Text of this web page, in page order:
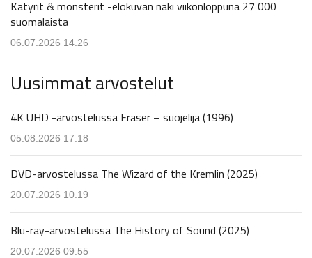
Kätyrit & monsterit -elokuvan näki viikonloppuna 27 000
suomalaista
06.07.2026 14.26
Uusimmat arvostelut
4K UHD -arvostelussa Eraser – suojelija (1996)
05.08.2026 17.18
DVD-arvostelussa The Wizard of the Kremlin (2025)
20.07.2026 10.19
Blu-ray-arvostelussa The History of Sound (2025)
20.07.2026 09.55